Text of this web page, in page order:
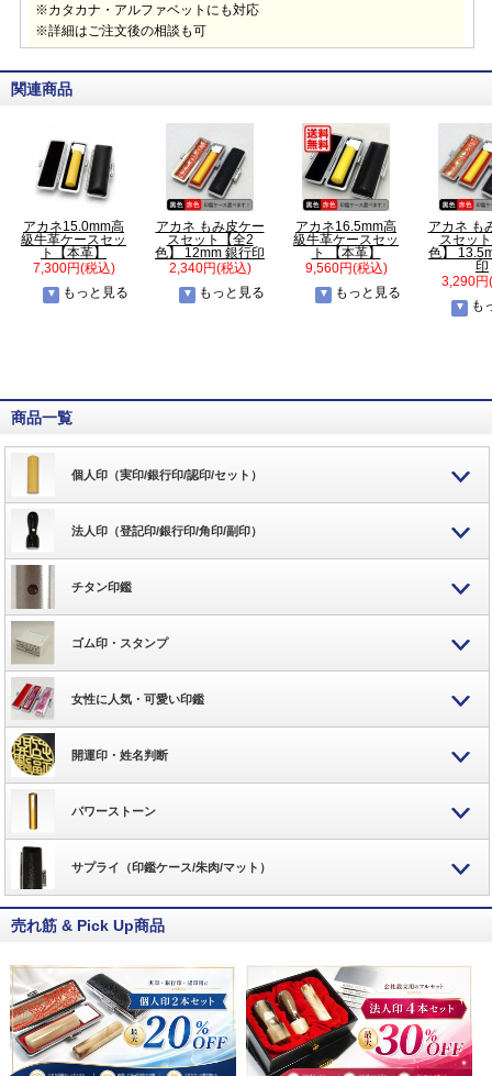
※カタカナ・アルファベットにも対応
※詳細はご注文後の相談も可
関連商品
アカネ15.0mm高
級牛革ケースセッ
ト【本革】
7,300円(税込)
もっと見る
アカネ もみ皮ケー
スセット【全2
色】 12mm 銀行印
2,340円(税込)
もっと見る
アカネ16.5mm高
級牛革ケースセッ
ト 【本革】
9,560円(税込)
もっと見る
アカネ も
スセッ
色】
印
3,290円
も
商品一覧
個人印（実印/銀行印/認印/セット）
法人印（登記印/銀行印/角印/副印）
チタン印鑑
ゴム印・スタンプ
女性に人気・可愛い印鑑
開運印・姓名判断
パワーストーン
サプライ（印鑑ケース/朱肉/マット）
売れ筋 & Pick Up商品